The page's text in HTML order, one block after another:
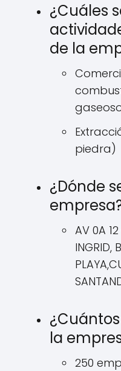
¿Cuáles
de la
piedra)
¿Dónde
AV 0A
INGRID,
la
250